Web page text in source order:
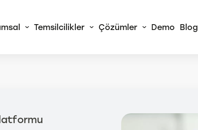
Temsilcilikler Çözümler
Sürekli Akış
Demo Blog